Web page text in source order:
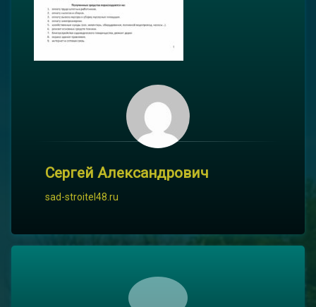
Сергей Александрович
sad-stroitel48.ru